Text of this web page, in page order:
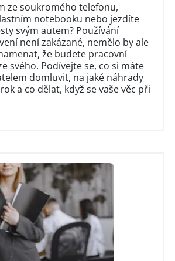
ze soukromého telefonu,
notebooku nebo jezdíte
svým autem? Používání
není zakázané, nemělo by ale
že budete pracovní
svého. Podívejte se, co si máte
domluvit, na jaké náhrady
a co dělat, když se vaše věc při